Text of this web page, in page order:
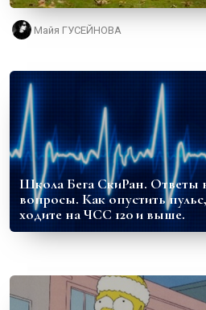
Майя ГУСЕЙНОВА
Школа Бега СкиРан. Ответы
вопросы. Как опустить
ходите на ЧСС 120 и выше.